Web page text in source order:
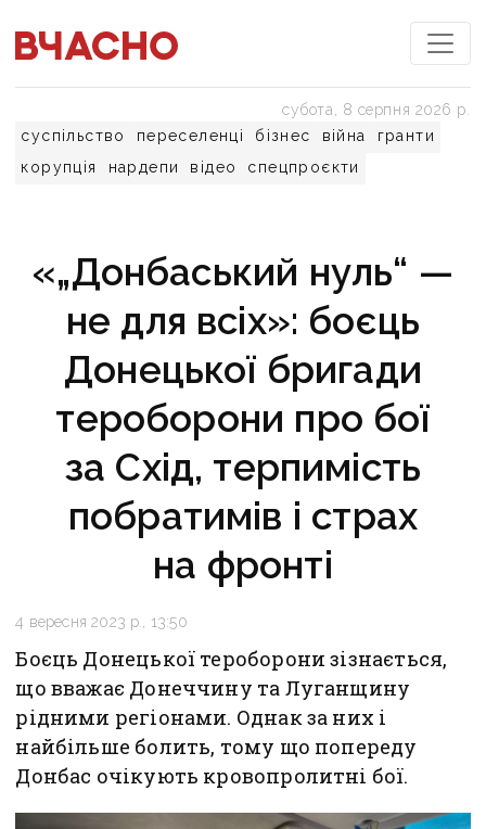
суспільство переселенці бізнес війна
гранти
корупція
нардепи відео спецпроєкти
субота, 8 серпня 2026 р.
«„Донбаський нуль“ —
не для всіх»: боєць
Донецької бригади
тероборони про бої
за Схід, терпимість
побратимів і страх
на фронті
4 вересня 2023 р., 13:50
Боєць Донецької тероборони зізнається,
що вважає Донеччину та Луганщину
рідними регіонами. Однак за них і
найбільше болить, тому що попереду
Донбас очікують кровопролитні бої.